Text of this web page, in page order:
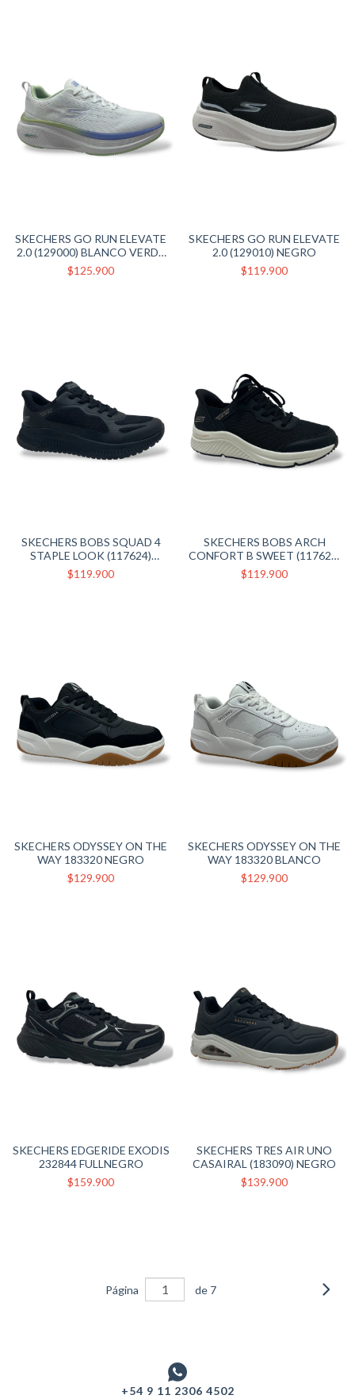
SKECHERS GO RUN ELEVATE
2.0 (129000) BLANCO VERDE
VIOLETA
$125.900
SKECHERS GO RUN ELEVATE
2.0 (129010) NEGRO
$119.900
SKECHERS BOBS SQUAD 4
STAPLE LOOK (117624)
NEGRO NEGRO
$119.900
SKECHERS BOBS ARCH
CONFORT B SWEET (117627)
NEGRO
$119.900
SKECHERS ODYSSEY ON THE
WAY 183320 NEGRO
$129.900
SKECHERS ODYSSEY ON THE
WAY 183320 BLANCO
$129.900
SKECHERS EDGERIDE EXODIS
232844 FULLNEGRO
$159.900
SKECHERS TRES AIR UNO
CASAIRAL (183090) NEGRO
$139.900
Página de 7
+54 9 11 2306 4502